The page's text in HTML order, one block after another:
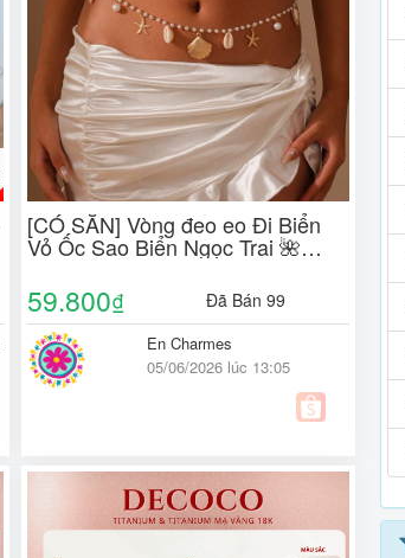
[CÓ SẴN] Vòng đeo eo Đi Biển
Vỏ Ốc Sao Biển Ngọc Trai 🌺
FREESHIP Phong cách
Bohemian Hawaii (EJ25-EJ02)
59.800₫ Đã Bán 99
En Charmes
05/06/2026 lúc 13:05